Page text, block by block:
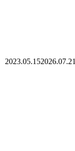
2023.05.152026.07.21